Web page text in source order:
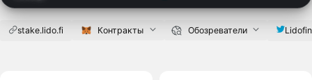
stake.lido.fi Контракты Обозреватели